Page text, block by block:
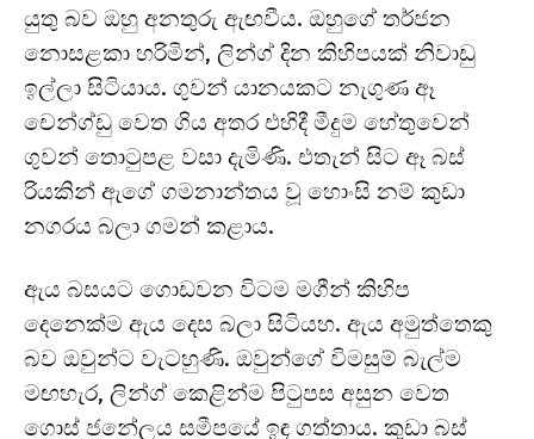
යුතු බව ඔහු අනතුරු ඇඟවීය. ඔහුගේ තර්ජන
නොසළකා හරිමින්, ලින්ග් දින කිහිපයක් නිවාඩු
ඉල්ලා සිටියාය. ගුවන් යානයකට නැගුණ ඈ
චෙන්ග්ඩු වෙත ගිය අතර එහිදී මීදුම හේතුවෙන්
ගුවන් තොටුපළ වසා දැමිණි. එතැන් සිට ඈ බස්
රියකින් ඇගේ ගමනාන්තය වූ හොංසි නම් කුඩා
නගරය බලා ගමන් කළාය.
ඇය බසයට ගොඩවන විටම මගීන් කිහිප
දෙනෙක්ම ඇය දෙස බලා සිටියහ. ඇය අමුත්තෙකු
බව ඔවුන්ට වැටහුණි. ඔවුන්ගේ විමසුම් බැල්ම
මඟහැර, ලින්ග් කෙළින්ම පිටුපස අසුන වෙත
ගොස් ජනේලය සමීපයේ ඉඳ ගත්තාය. කුඩා බස්